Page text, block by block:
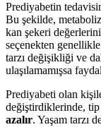
Prediyabetin
Bu şekilde,
kan şekeri
seçenekten genellikle
tarzı değişikliği ve
ulaşılamamışsa
Prediyabeti olan
değiştirdiklerinde, tip
azalır. Yaşam tarzı